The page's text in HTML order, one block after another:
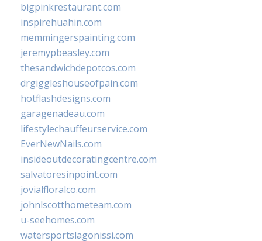
bigpinkrestaurant.com
inspirehuahin.com
memmingerspainting.com
jeremypbeasley.com
thesandwichdepotcos.com
drgiggleshouseofpain.com
hotflashdesigns.com
garagenadeau.com
lifestylechauffeurservice.com
EverNewNails.com
insideoutdecoratingcentre.com
salvatoresinpoint.com
jovialfloralco.com
johnlscotthometeam.com
u-seehomes.com
watersportslagonissi.com